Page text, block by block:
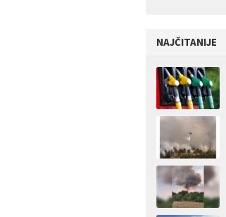
NAJČITANIJE